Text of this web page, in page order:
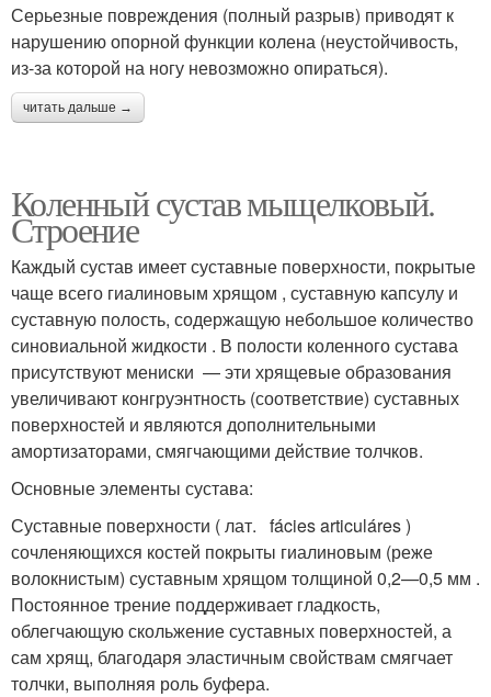
Серьезные повреждения (полный разрыв) приводят к
нарушению опорной функции колена (неустойчивость,
из-за которой на ногу невозможно опираться).
читать дальше →
Коленный сустав мыщелковый.
Строение
Каждый сустав имеет суставные поверхности, покрытые
чаще всего гиалиновым хрящом , суставную капсулу и
суставную полость, содержащую небольшое количество
синовиальной жидкости . В полости коленного сустава
присутствуют мениски — эти хрящевые образования
увеличивают конгруэнтность (соответствие) суставных
поверхностей и являются дополнительными
амортизаторами, смягчающими действие толчков.
Основные элементы сустава:
Суставные поверхности ( лат. fácies articuláres )
сочленяющихся костей покрыты гиалиновым (реже
волокнистым) суставным хрящом толщиной 0,2—0,5 мм .
Постоянное трение поддерживает гладкость,
облегчающую скольжение суставных поверхностей, а
сам хрящ, благодаря эластичным свойствам смягчает
толчки, выполняя роль буфера.